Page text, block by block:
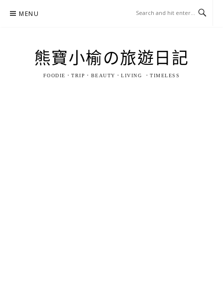
MENU
熊寶小榆の旅遊日記
FOODIE．TRIP．BEAUTY．LIVING ．TIMELESS